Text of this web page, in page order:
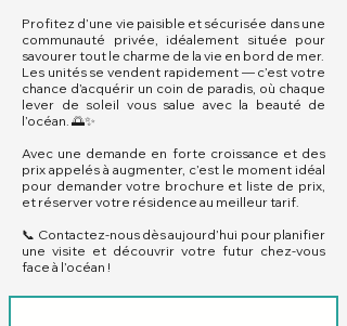
Profitez d’une vie paisible et sécurisée dans une
communauté privée, idéalement située pour
savourer tout le charme de la vie en bord de mer.
Les unités se vendent rapidement — c’est votre
chance d’acquérir un coin de paradis, où chaque
lever de soleil vous salue avec la beauté de
l’océan. 🌅✨
Avec une demande en forte croissance et des
prix appelés à augmenter, c’est le moment idéal
pour demander votre brochure et liste de prix,
et réserver votre résidence au meilleur tarif.
📞 Contactez-nous dès aujourd’hui pour planifier
une visite et découvrir votre futur chez-vous
face à l’océan !